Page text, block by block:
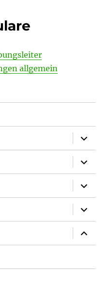
allgemein
öffnen
öffnen
öffnen
öffnen
öffnen